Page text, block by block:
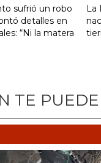
sufrió un robo
detalles en
“Ni la matera
La
TE